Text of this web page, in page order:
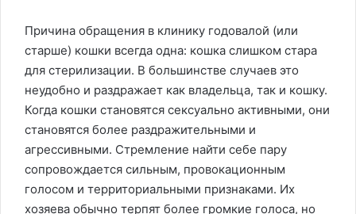
Причина обращения в клинику годовалой (или
старше) кошки всегда одна: кошка слишком стара
для стерилизации. В большинстве случаев это
неудобно и раздражает как владельца, так и кошку.
Когда кошки становятся сексуально активными, они
становятся более раздражительными и
агрессивными. Стремление найти себе пару
сопровождается сильным, провокационным
голосом и территориальными признаками. Их
хозяева обычно терпят более громкие голоса, но